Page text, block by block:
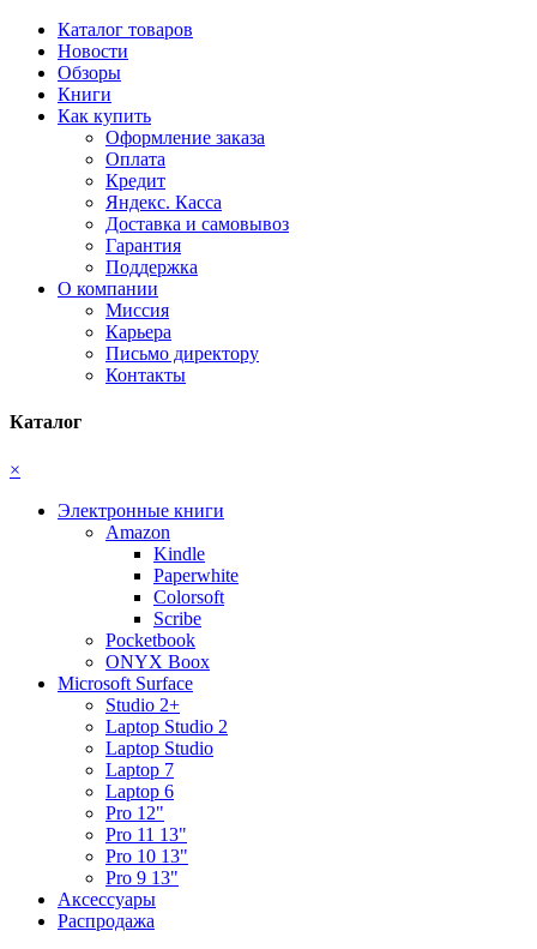
Каталог товаров
Новости
Обзоры
Книги
Как купить
Оформление заказа
Оплата
Кредит
Яндекс. Касса
Доставка и самовывоз
Гарантия
Поддержка
О компании
Миссия
Карьера
Письмо директору
Контакты
Каталог
×
Электронные книги
Amazon
Kindle
Paperwhite
Colorsoft
Scribe
Pocketbook
ONYX Boox
Microsoft Surface
Studio 2+
Laptop Studio 2
Laptop Studio
Laptop 7
Laptop 6
Pro 12"
Pro 11 13"
Pro 10 13"
Pro 9 13"
Аксессуары
Распродажа